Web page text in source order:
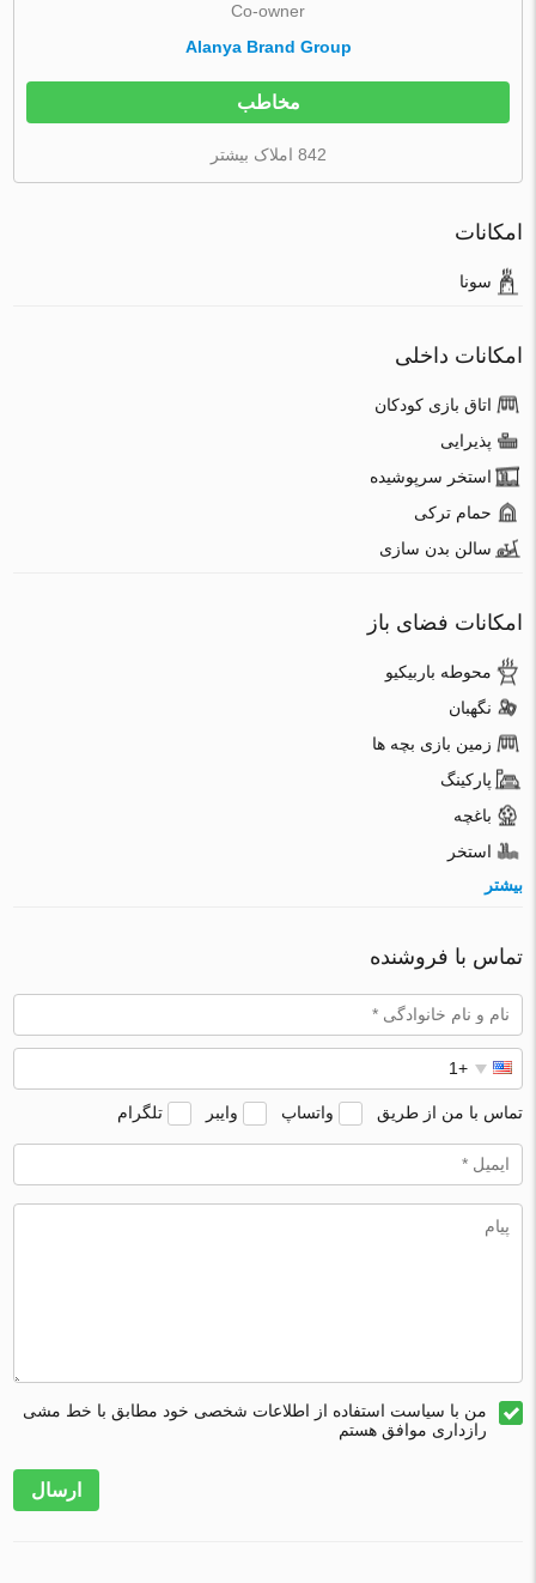
Co-owner
Alanya Brand Group
مخاطب
842 املاک بیشتر
امکانات
سونا
امکانات داخلی
اتاق بازی کودکان
پذیرایی
استخر سرپوشیده
حمام ترکی
سالن بدن سازی
امکانات فضای باز
محوطه باربیکیو
نگهبان
زمین بازی بچه ها
پارکینگ
باغچه
استخر
بیشتر
تماس با فروشنده
تماس با من از طریق واتساپ وایبر تلگرام
من با سیاست استفاده از اطلاعات شخصی خود مطابق با خط مشی
رازداری موافق هستم
ارسال